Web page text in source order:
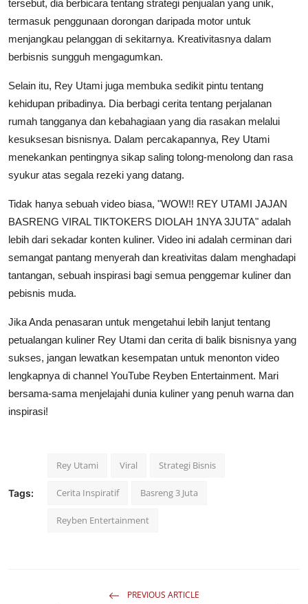
tersebut, dia berbicara tentang strategi penjualan yang unik,
termasuk penggunaan dorongan daripada motor untuk
menjangkau pelanggan di sekitarnya. Kreativitasnya dalam
berbisnis sungguh mengagumkan.
Selain itu, Rey Utami juga membuka sedikit pintu tentang
kehidupan pribadinya. Dia berbagi cerita tentang perjalanan
rumah tangganya dan kebahagiaan yang dia rasakan melalui
kesuksesan bisnisnya. Dalam percakapannya, Rey Utami
menekankan pentingnya sikap saling tolong-menolong dan rasa
syukur atas segala rezeki yang datang.
Tidak hanya sebuah video biasa, "WOW!! REY UTAMI JAJAN
BASRENG VIRAL TIKTOKERS DIOLAH 1NYA 3JUTA" adalah
lebih dari sekadar konten kuliner. Video ini adalah cerminan dari
semangat pantang menyerah dan kreativitas dalam menghadapi
tantangan, sebuah inspirasi bagi semua penggemar kuliner dan
pebisnis muda.
Jika Anda penasaran untuk mengetahui lebih lanjut tentang
petualangan kuliner Rey Utami dan cerita di balik bisnisnya yang
sukses, jangan lewatkan kesempatan untuk menonton video
lengkapnya di channel YouTube Reyben Entertainment. Mari
bersama-sama menjelajahi dunia kuliner yang penuh warna dan
inspirasi!
Tags:
Rey Utami Viral Strategi Bisnis
Cerita Inspiratif Basreng 3 Juta
Reyben Entertainment
PREVIOUS ARTICLE